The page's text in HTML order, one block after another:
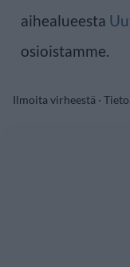
aihealueesta
osioistamme.
Ilmoita virheestä ·